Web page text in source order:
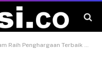
Terbaik Kedua dalam Germas Award 2023